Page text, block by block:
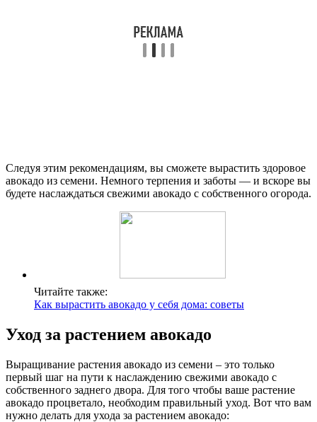
Следуя этим рекомендациям, вы сможете вырастить здоровое
авокадо из семени. Немного терпения и заботы — и вскоре вы
будете наслаждаться свежими авокадо с собственного огорода.
Читайте также:
Как вырастить авокадо у себя дома: советы
Уход за растением авокадо
Выращивание растения авокадо из семени – это только
первый шаг на пути к наслаждению свежими авокадо с
собственного заднего двора. Для того чтобы ваше растение
авокадо процветало, необходим правильный уход. Вот что вам
нужно делать для ухода за растением авокадо: